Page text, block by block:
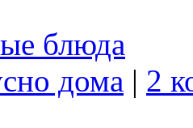
блюда
дома | 2